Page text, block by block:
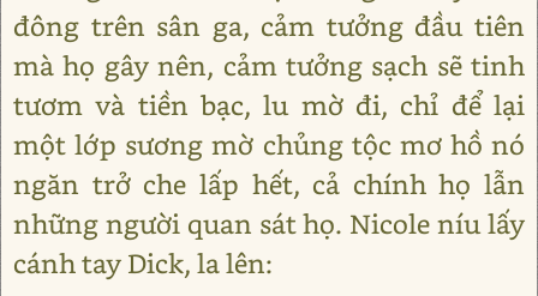
đông trên sân ga, cảm tưởng đầu tiên
mà họ gây nên, cảm tưởng sạch sẽ tinh
tươm và tiền bạc, lu mờ đi, chỉ để lại
một lớp sương mờ chủng tộc mơ hồ nó
ngăn trở che lấp hết, cả chính họ lẫn
những người quan sát họ. Nicole níu lấy
cánh tay Dick, la lên: